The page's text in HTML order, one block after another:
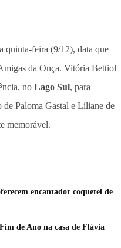
quinta-feira (9/12), data que
da Onça. Vitória Bettiol
no Lago Sul, para
Paloma Gastal e Liliane de
memorável.
encantador coquetel de
de Ano na casa de Flávia